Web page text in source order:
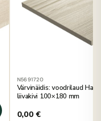
N5691720
Värvinäidis: voodrilaud
liivakivi 100×180 mm
0,00€